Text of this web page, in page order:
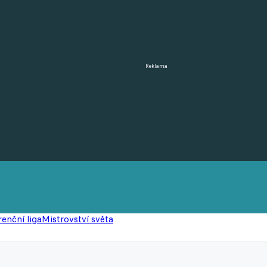
Reklama
ligaMistrovství světa